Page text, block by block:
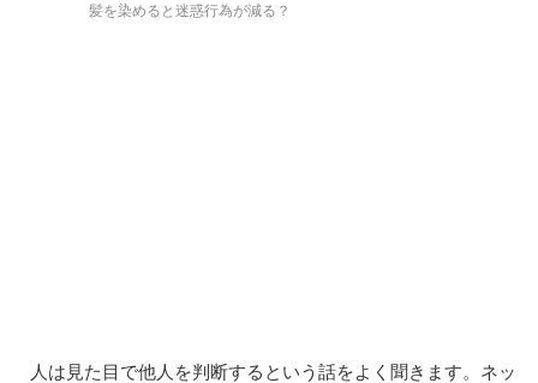
髪を染めると迷惑行為が減る？
人は見た目で他人を判断するという話をよく聞きます。ネッ